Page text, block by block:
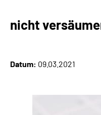
Über uns
Online-Services
nicht
Datum: 09.03.2021